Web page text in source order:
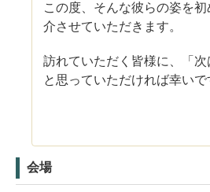
この度、そんな彼らの姿を
介させていただきます。
訪れていただく皆様に、「次
と思っていただければ幸いで
会場